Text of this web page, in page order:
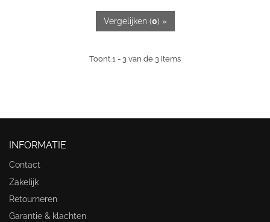
Vergelijken (0) »
Toont 1 - 3 van de 3 items
INFORMATIE
Contact
Zakelijk
Retourneren
Garantie & klachten